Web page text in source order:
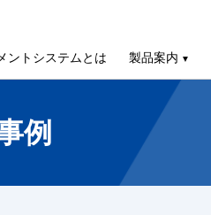
ントシステムとは 製品案内
例